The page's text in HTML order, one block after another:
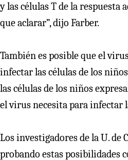
y las células T de la respuesta
que aclarar”, dijo Farber.
También es posible que el
infectar las células de los
las células de los niños
el virus necesita para infectar
Los investigadores de la U. de
probando estas posibilidades